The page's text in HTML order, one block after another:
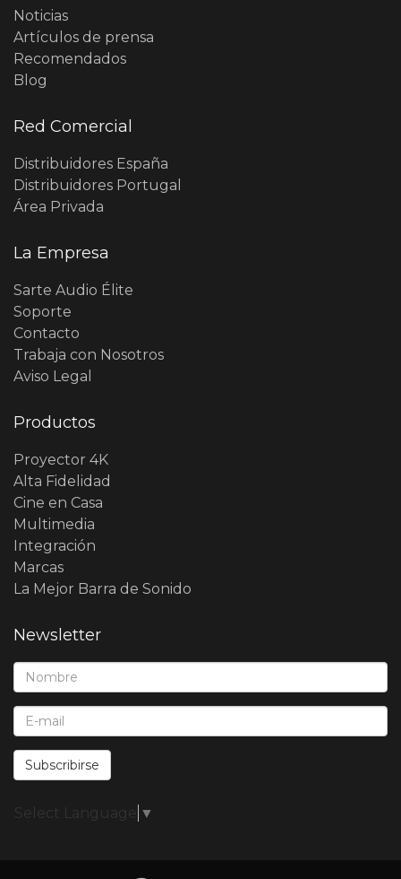
Noticias
Artículos de prensa
Recomendados
Blog
Red Comercial
Distribuidores España
Distribuidores Portugal
Área Privada
La Empresa
Sarte Audio Élite
Soporte
Contacto
Trabaja con Nosotros
Aviso Legal
Productos
Proyector 4K
Alta Fidelidad
Cine en Casa
Multimedia
Integración
Marcas
La Mejor Barra de Sonido
Newsletter
Nombre*:
E-Mail*:
Subscribirse
Select Language ▼